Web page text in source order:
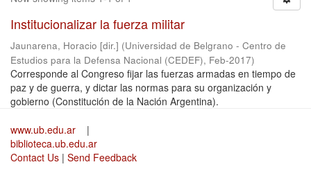
Institucionalizar la fuerza militar
Jaunarena, Horacio [dir.] (Universidad de Belgrano - Centro de
Estudios para la Defensa Nacional (CEDEF), Feb-2017)
Corresponde al Congreso fijar las fuerzas armadas en tiempo de
paz y de guerra, y dictar las normas para su organización y
gobierno (Constitución de la Nación Argentina).
www.ub.edu.ar
|
biblioteca.ub.edu.ar
Contact Us | Send Feedback